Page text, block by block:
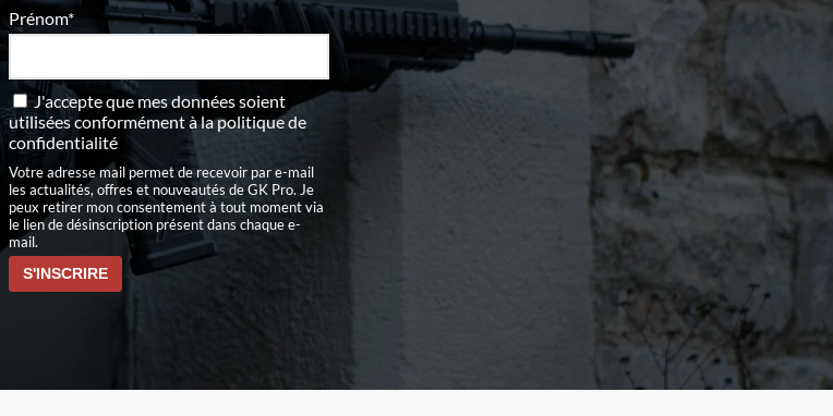
Prénom*
J'accepte que mes données soient
utilisées conformément àla politique de
confidentialité
Votre adresse mail permet de recevoir par e-mail
les actualités, offres et nouveautés de GK Pro. Je
peux retirer mon consentement à tout moment via
le lien de désinscription présent dans chaque e-
mail.